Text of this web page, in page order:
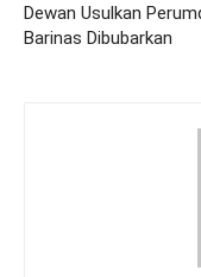
Dewan Usulkan
Barinas Dibubarkan